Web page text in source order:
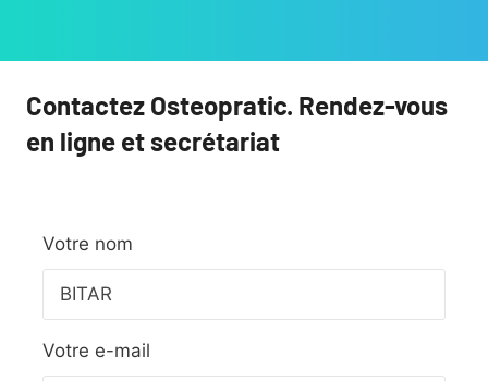
Contactez Osteopratic. Rendez-vous
en ligne et secrétariat
Votre nom
Votre e-mail